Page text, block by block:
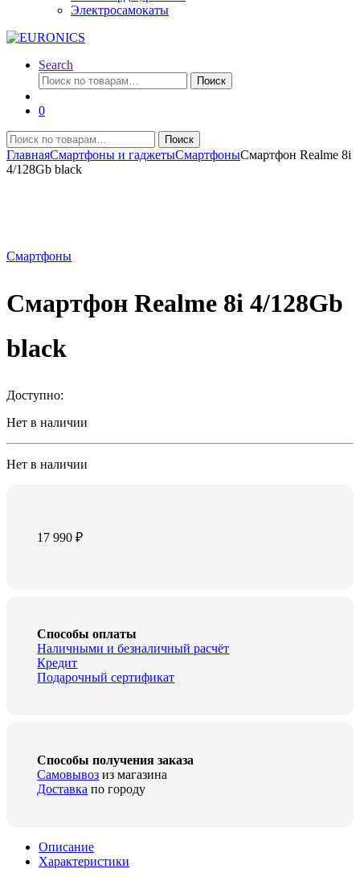
Электросамокаты
Search
Искать:
Поиск
0
Искать:
Поиск
ГлавнаяСмартфоны и гаджетыСмартфоныСмартфон Realme 8i
4/128Gb black
Смартфоны
Смартфон Realme 8i 4/128Gb
black
Доступно:
Нет в наличии
Нет в наличии
17 990₽
Способы оплаты
Наличными и безналичный расчёт
Кредит
Подарочный сертификат
Способы получения заказа
Самовывоз из магазина
Доставка по городу
Описание
Характеристики